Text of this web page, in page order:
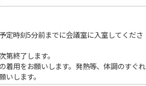
定時刻5分前までに会議室に入室してくださ
終了します。
着用をお願いします。発熱等、体調のすぐれ
します。